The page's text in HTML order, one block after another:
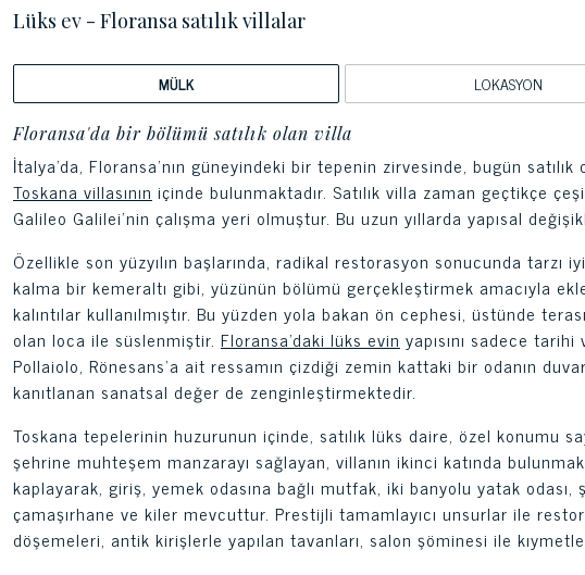
Lüks ev - Floransa satılık villalar
MÜLK LOKASYON
Floransa'da bir bölümü satılık olan villa
İtalya'da, Floransa'nın güneyindeki bir tepenin zirvesinde, bugün
Toskana villasının içinde bulunmaktadır. Satılık villa zaman geçtikçe
Galileo Galilei'nin çalışma yeri olmuştur. Bu uzun yıllarda yapısal
Özellikle son yüzyılın başlarında, radikal restorasyon sonucunda
kalma bir kemeraltı gibi, yüzünün bölümü gerçekleştirmek amacıyla
kalıntılar kullanılmıştır. Bu yüzden yola bakan ön cephesi, üstünde
olan loca ile süslenmiştir. Floransa'daki lüks evin yapısını sadece
Pollaiolo, Rönesans'a ait ressamın çizdiği zemin kattaki bir odanın
kanıtlanan sanatsal değer de zenginleştirmektedir.
Toskana tepelerinin huzurunun içinde, satılık lüks daire, özel konumu
şehrine muhteşem manzarayı sağlayan, villanın ikinci katında
kaplayarak, giriş, yemek odasına bağlı mutfak, iki banyolu yatak
çamaşırhane ve kiler mevcuttur. Prestijli tamamlayıcı unsurlar ile
döşemeleri, antik kirişlerle yapılan tavanları, salon şöminesi ile